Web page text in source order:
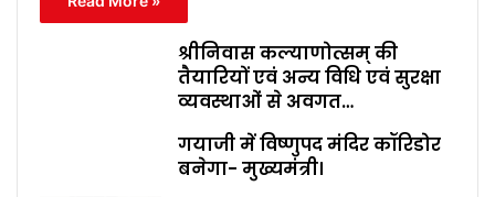
श्रीनिवास कल्याणोत्सम् की
तैयारियों एवं अन्य विधि एवं सुरक्षा
व्यवस्थाओं से अवगत…
गयाजी में विष्णुपद मंदिर कॉरिडोर
बनेगा- मुख्यमंत्री।